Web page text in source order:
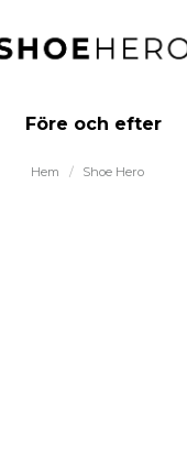
Före och efter
Hem Shoe Hero